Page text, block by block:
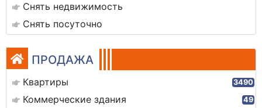
Снять недвижимость
Снять посуточно
ПРОДАЖА
Квартиры 3490
Коммерческие здания 49